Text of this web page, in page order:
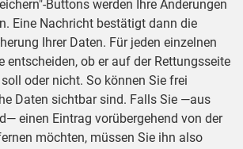
Buttons werden Ihre Änderungen
Eine Nachricht bestätigt dann die
Ihrer Daten. Für jeden einzelnen
entscheiden, ob er auf der Rettungsseite
oder nicht. So können Sie frei
Daten sichtbar sind. Falls Sie —aus
einen Eintrag vorübergehend von der
möchten, müssen Sie ihn also